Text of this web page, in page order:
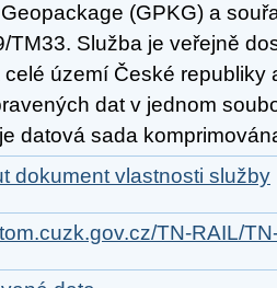
(GPKG) a
TM33. Služba je veřejně
celé území České republiky
dat v jednom
datová sada
dokument vlastnosti služby
TN-RAIL/